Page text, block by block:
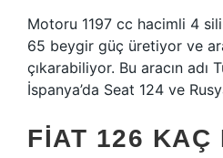
Motoru 1197 cc hacimli 4
65 beygir güç üretiyor ve
çıkarabiliyor. Bu aracın adı
İspanya’da Seat 124 ve
FIAT 126 KAÇ